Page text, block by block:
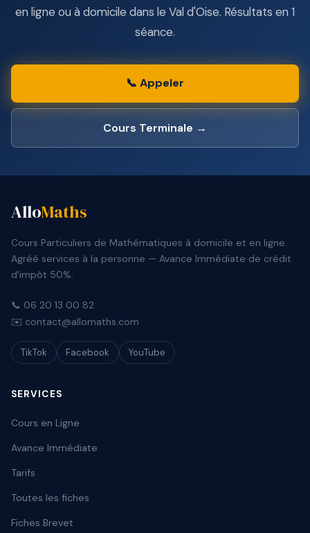
en ligne ou à domicile dans le Val d'Oise. Résultats en 1
séance.
📞 Appeler
Cours Terminale →
AlloMaths
Cours Particuliers de Mathématiques à domicile et en ligne.
Agréé services à la personne — Avance Immédiate de crédit
d'impôt 50%.
📞 06 20 13 00 82
✉️ contact@allomaths.com
TikTok Facebook YouTube
SERVICES
Cours en Ligne
Avance Immédiate
Tarifs
Toutes les fiches
Fiches Brevet